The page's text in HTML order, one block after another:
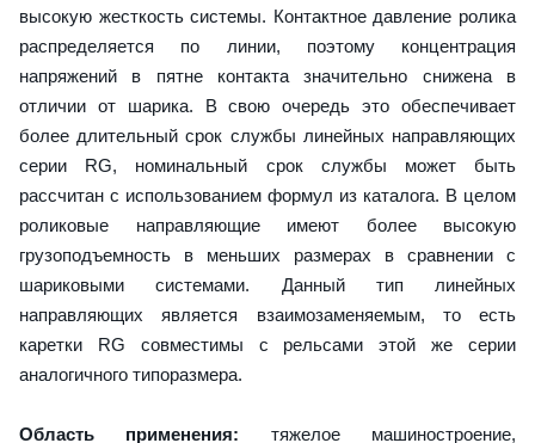
высокую жесткость системы. Контактное давление ролика
распределяется по линии, поэтому концентрация
напряжений в пятне контакта значительно снижена в
отличии от шарика. В свою очередь это обеспечивает
более длительный срок службы линейных направляющих
серии RG, номинальный срок службы может быть
рассчитан с использованием формул из каталога. В целом
роликовые направляющие имеют более высокую
грузоподъемность в меньших размерах в сравнении с
шариковыми системами. Данный тип линейных
направляющих является взаимозаменяемым, то есть
каретки RG совместимы с рельсами этой же серии
аналогичного типоразмера.
Область применения: тяжелое машиностроение,